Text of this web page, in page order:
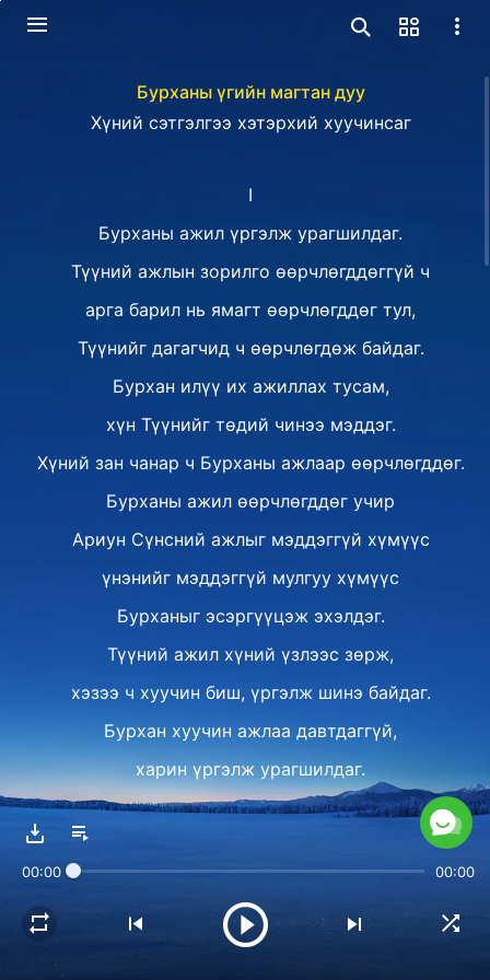
Бурханы үгийн магтан дуу
Хүний сэтгэлгээ хэтэрхий хуучинсаг
I
Бурханы ажил үргэлж урагшилдаг.
Түүний ажлын зорилго өөрчлөгддөггүй ч
арга барил нь ямагт өөрчлөгддөг тул,
Түүнийг дагагчид ч өөрчлөгдөж байдаг.
Бурхан илүү их ажиллах тусам,
хүн Түүнийг төдий чинээ мэддэг.
Хүний зан чанар ч Бурханы ажлаар өөрчлөгддөг.
Бурханы ажил өөрчлөгддөг учир
Ариун Сүнсний ажлыг мэддэггүй хүмүүс
үнэнийг мэддэггүй мулгуу хүмүүс
Бурханыг эсэргүүцэж эхэлдэг.
Түүний ажил хүний үзлээс зөрж,
хэзээ ч хуучин биш, үргэлж шинэ байдаг.
Бурхан хуучин ажлаа давтдаггүй,
харин үргэлж урагшилдаг.
Бурханы одоогийн ажлыг хүн
хийхэд Бурханд хэцүү байдаг.
00:00 00:00